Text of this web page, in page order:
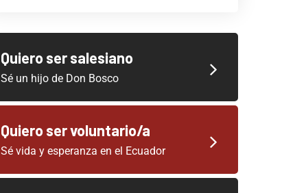
Quiero ser salesiano
Sé un hijo de Don Bosco
Quiero ser voluntario/a
Sé vida y esperanza en el Ecuador